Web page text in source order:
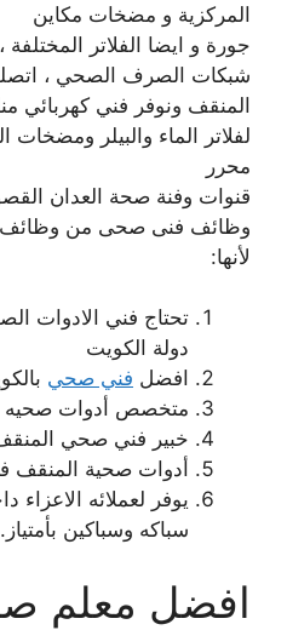
المركزية و مضخات مكاين
جورة و ايضا الفلاتر
شبكات الصرف الصحي ،
المنقف ونوفر فني كهربائي
لفلاتر الماء والبيلر ومضخات
محرر
قنوات وفنة صحة العدان
وظائف فنى صحى من وظائف
لأنها:
تحتاج فني الادوات
دولة الكويت
افضل فني صحي
متخصص أدوات صحيه
خبير فني صحي المنقف
أدوات صحية المنقف
يوفر لعملائه
سباكه وسباكين بأمتياز.
افضل معلم